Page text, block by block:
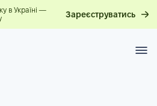
в Україні —
Зареєструватись